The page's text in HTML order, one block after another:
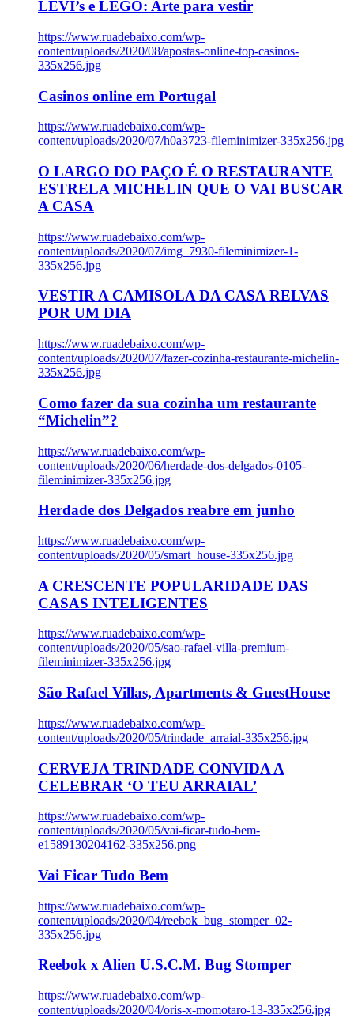
LEVI’s e LEGO: Arte para vestir
https://www.ruadebaixo.com/wp-
content/uploads/2020/08/apostas-online-top-casinos-
335x256.jpg
Casinos online em Portugal
https://www.ruadebaixo.com/wp-
content/uploads/2020/07/h0a3723-fileminimizer-335x256.jpg
O LARGO DO PAÇO É O RESTAURANTE
ESTRELA MICHELIN QUE O VAI BUSCAR
A CASA
https://www.ruadebaixo.com/wp-
content/uploads/2020/07/img_7930-fileminimizer-1-
335x256.jpg
VESTIR A CAMISOLA DA CASA RELVAS
POR UM DIA
https://www.ruadebaixo.com/wp-
content/uploads/2020/07/fazer-cozinha-restaurante-michelin-
335x256.jpg
Como fazer da sua cozinha um restaurante
“Michelin”?
https://www.ruadebaixo.com/wp-
content/uploads/2020/06/herdade-dos-delgados-0105-
fileminimizer-335x256.jpg
Herdade dos Delgados reabre em junho
https://www.ruadebaixo.com/wp-
content/uploads/2020/05/smart_house-335x256.jpg
A CRESCENTE POPULARIDADE DAS
CASAS INTELIGENTES
https://www.ruadebaixo.com/wp-
content/uploads/2020/05/sao-rafael-villa-premium-
fileminimizer-335x256.jpg
São Rafael Villas, Apartments & GuestHouse
https://www.ruadebaixo.com/wp-
content/uploads/2020/05/trindade_arraial-335x256.jpg
CERVEJA TRINDADE CONVIDA A
CELEBRAR ‘O TEU ARRAIAL’
https://www.ruadebaixo.com/wp-
content/uploads/2020/05/vai-ficar-tudo-bem-
e1589130204162-335x256.png
Vai Ficar Tudo Bem
https://www.ruadebaixo.com/wp-
content/uploads/2020/04/reebok_bug_stomper_02-
335x256.jpg
Reebok x Alien U.S.C.M. Bug Stomper
https://www.ruadebaixo.com/wp-
content/uploads/2020/04/oris-x-momotaro-13-335x256.jpg